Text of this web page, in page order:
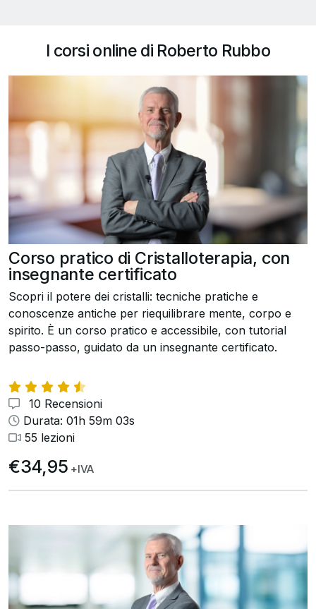
I corsi online di Roberto Rubbo
Corso pratico di Cristalloterapia, con
insegnante certificato
Scopri il potere dei cristalli: tecniche pratiche e
conoscenze antiche per riequilibrare mente, corpo e
spirito. È un corso pratico e accessibile, con tutorial
passo-passo, guidato da un insegnante certificato.
10 Recensioni
Durata: 01h 59m 03s
55 lezioni
€34,95 +IVA